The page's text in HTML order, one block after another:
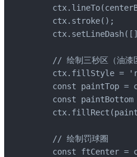
    ctx.stroke();
// 绘制三秒区（油漆
ctx.fillStyle =
const paintTop =
const paintBottom
    // 绘制罚球圈
const ftCenter =